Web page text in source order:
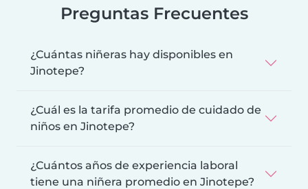
Preguntas Frecuentes
¿Cuántas niñeras hay disponibles en
Jinotepe?
¿Cuál es la tarifa promedio de cuidado de
niños en Jinotepe?
¿Cuántos años de experiencia laboral
tiene una niñera promedio en Jinotepe?